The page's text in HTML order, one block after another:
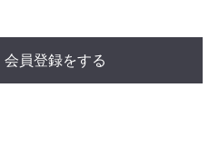
員登録をする